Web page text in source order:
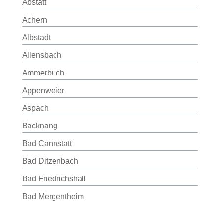
Abstatt
Achern
Albstadt
Allensbach
Ammerbuch
Appenweier
Aspach
Backnang
Bad Cannstatt
Bad Ditzenbach
Bad Friedrichshall
Bad Mergentheim